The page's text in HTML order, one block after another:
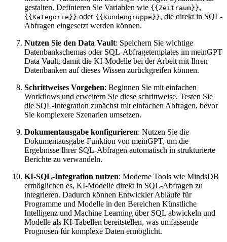
gestalten. Definieren Sie Variablen wie {{Zeitraum}},
{{Kategorie}} oder {{Kundengruppe}}, die direkt in SQL-
Abfragen eingesetzt werden können.
Nutzen Sie den Data Vault: Speichern Sie wichtige
Datenbankschemas oder SQL-Abfragetemplates im meinGPT
Data Vault, damit die KI-Modelle bei der Arbeit mit Ihren
Datenbanken auf dieses Wissen zurückgreifen können.
Schrittweises Vorgehen: Beginnen Sie mit einfachen
Workflows und erweitern Sie diese schrittweise. Testen Sie
die SQL-Integration zunächst mit einfachen Abfragen, bevor
Sie komplexere Szenarien umsetzen.
Dokumentausgabe konfigurieren: Nutzen Sie die
Dokumentausgabe-Funktion von meinGPT, um die
Ergebnisse Ihrer SQL-Abfragen automatisch in strukturierte
Berichte zu verwandeln.
KI-SQL-Integration nutzen: Moderne Tools wie MindsDB
ermöglichen es, KI-Modelle direkt in SQL-Abfragen zu
integrieren. Dadurch können Entwickler Abläufe für
Programme und Modelle in den Bereichen Künstliche
Intelligenz und Machine Learning über SQL abwickeln und
Modelle als KI-Tabellen bereitstellen, was umfassende
Prognosen für komplexe Daten ermöglicht.